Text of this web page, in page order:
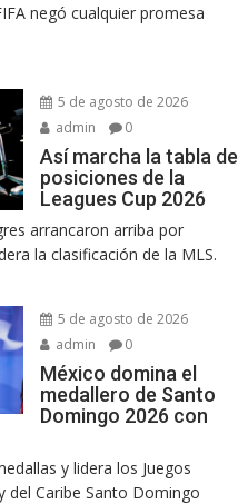
negó cualquier promesa
5 de agosto de 2026
admin
0
Así marcha la tabla de
posiciones de la
Leagues Cup 2026
arrancaron arriba por
la clasificación de la MLS.
5 de agosto de 2026
admin
0
México domina el
medallero de Santo
Domingo 2026 con
y lidera los Juegos
del Caribe Santo Domingo